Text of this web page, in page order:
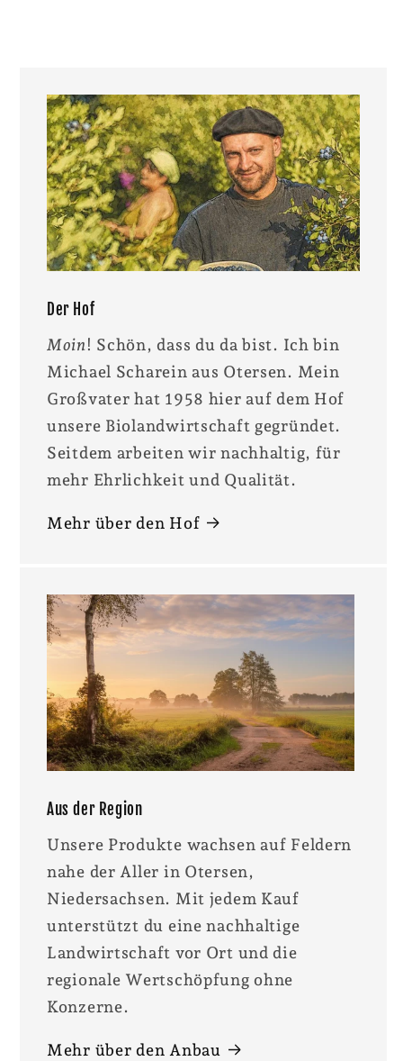
Der Hof
Moin! Schön, dass du da bist. Ich bin
Michael Scharein aus Otersen. Mein
Großvater hat 1958 hier auf dem Hof
unsere Biolandwirtschaft gegründet.
Seitdem arbeiten wir nachhaltig, für
mehr Ehrlichkeit und Qualität.
Mehr über den Hof
Aus der Region
Unsere Produkte wachsen auf Feldern
nahe der Aller in Otersen,
Niedersachsen. Mit jedem Kauf
unterstützt du eine nachhaltige
Landwirtschaft vor Ort und die
regionale Wertschöpfung ohne
Konzerne.
Mehr über den Anbau